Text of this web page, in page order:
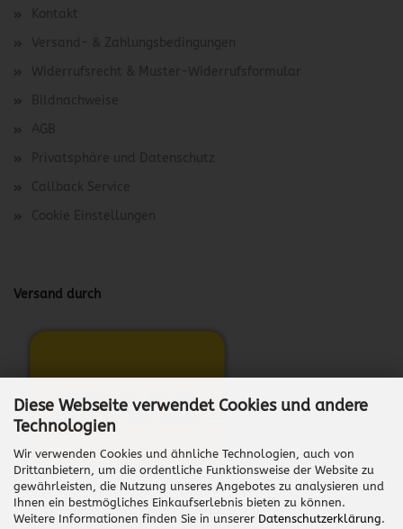
Diese Webseite verwendet Cookies und andere
Technologien
Wir verwenden Cookies und ähnliche Technologien, auch von
Drittanbietern, um die ordentliche Funktionsweise der Website zu
gewährleisten, die Nutzung unseres Angebotes zu analysieren und
Ihnen ein bestmögliches Einkaufserlebnis bieten zu können.
Weitere Informationen finden Sie in unserer Datenschutzerklärung.
Kontakt
Versand- & Zahlungsbedingungen
Widerrufsrecht & Muster-Widerrufsformular
Bildnachweise
AGB
Privatsphäre und Datenschutz
Callback Service
Cookie Einstellungen
Versand durch